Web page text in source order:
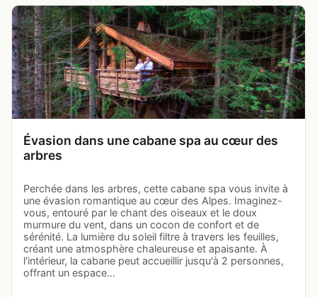
Évasion dans une cabane spa au cœur des
arbres
Perchée dans les arbres, cette cabane spa vous invite à
une évasion romantique au cœur des Alpes. Imaginez-
vous, entouré par le chant des oiseaux et le doux
murmure du vent, dans un cocon de confort et de
sérénité. La lumière du soleil filtre à travers les feuilles,
créant une atmosphère chaleureuse et apaisante. À
l'intérieur, la cabane peut accueillir jusqu'à 2 personnes,
offrant un espace…